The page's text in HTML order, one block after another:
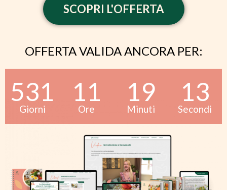
SCOPRI L'OFFERTA
OFFERTA VALIDA ANCORA PER:
531
Giorni
11
Ore
19
Minuti
13
Secondi